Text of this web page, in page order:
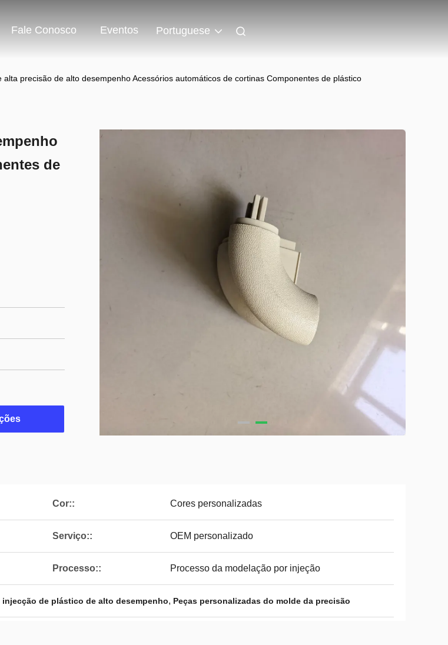
Fale Conosco Eventos Portuguese
alta precisão de alto desempenho Acessórios automáticos de cortinas Componentes de plástico
de
Cor:: Cores personalizadas
Serviço:: OEM personalizado
Processo:: Processo da modelação por injeção
injecção de plástico de alto desempenho, Peças personalizadas do molde da precisão